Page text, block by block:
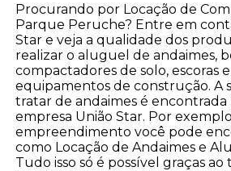
Procurando por Locação de
Parque Peruche? Entre em
Star e veja a qualidade dos
realizar o aluguel de andaimes,
compactadores de solo, escoras
equipamentos de construção. A
tratar de andaimes é encontrada
empresa União Star. Por
empreendimento você pode
como Locação de Andaimes e
Tudo isso só é possível graças ao